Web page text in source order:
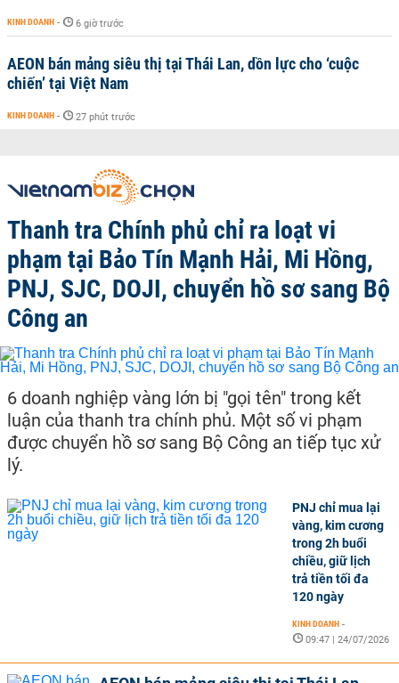
KINH DOANH - 6 giờ trước
AEON bán mảng siêu thị tại Thái Lan, dồn lực cho ‘cuộc
chiến’ tại Việt Nam
KINH DOANH - 27 phút trước
Thanh tra Chính phủ chỉ ra loạt vi
phạm tại Bảo Tín Mạnh Hải, Mi Hồng,
PNJ, SJC, DOJI, chuyển hồ sơ sang Bộ
Công an
6 doanh nghiệp vàng lớn bị "gọi tên" trong kết
luận của thanh tra chính phủ. Một số vi phạm
được chuyển hồ sơ sang Bộ Công an tiếp tục xử
lý.
PNJ chỉ mua lại
vàng, kim cương
trong 2h buổi
chiều, giữ lịch
trả tiền tối đa
120 ngày
KINH DOANH -
09:47 | 24/07/2026